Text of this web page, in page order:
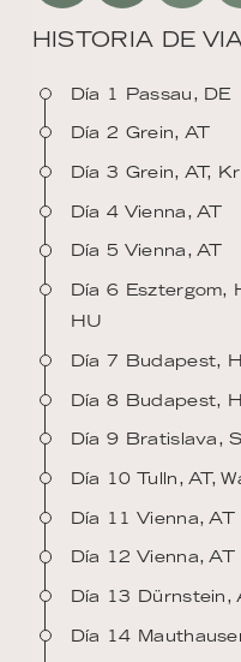
HISTORIA DE
Día 1 Passau, DE
Día 2 Grein, AT
Día 3 Grein, AT,
Día 4 Vienna, AT
Día 5 Vienna, AT
Día 6 Esztergom,
HU
Día 7 Budapest,
Día 8 Budapest,
Día 9 Bratislava,
Día 10 Tulln, AT,
Día 11 Vienna, AT
Día 12 Vienna, AT
Día 13 Dürnstein,
Día 14